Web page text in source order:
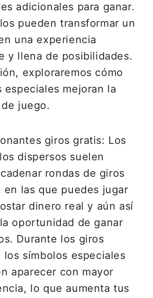
adicionales para ganar.
pueden transformar un
una experiencia
y llena de posibilidades.
exploraremos cómo
especiales mejoran la
juego.
giros gratis: Los
dispersos suelen
rondas de giros
en las que puedes jugar
dinero real y aún así
oportunidad de ganar
Durante los giros
los símbolos especiales
aparecer con mayor
lo que aumenta tus